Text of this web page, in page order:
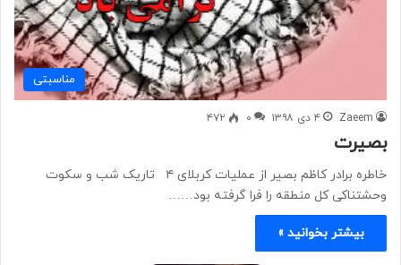
مناسبتی
Zaeem ۴ دی ۱۳۹۸ ۰ ۴۷۲
بصیرت
خاطره برادر کاظم بصیر از عملیات کربلای ۴ تاریک شب و سکوت
وحشتناکی کل منطقه را فرا گرفته بود……
بیشتر بخوانید »